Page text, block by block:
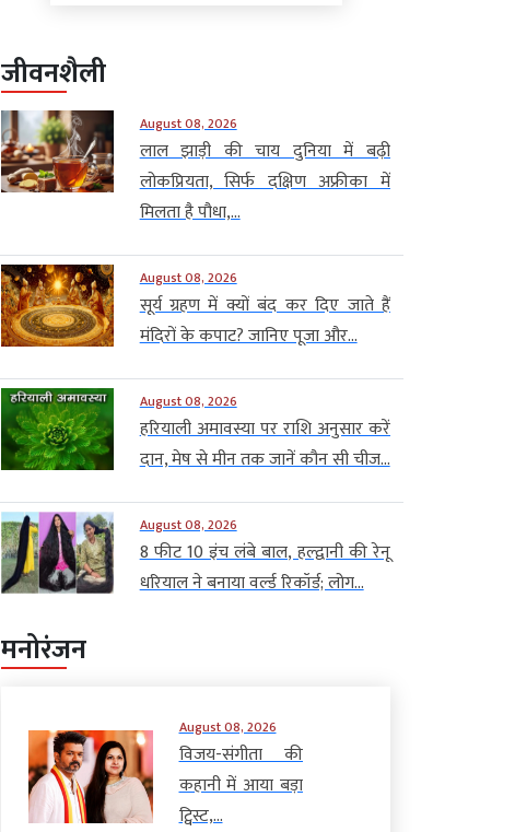
जीवनशैली
August 08, 2026
लाल झाड़ी की चाय दुनिया में बढ़ी
लोकप्रियता, सिर्फ दक्षिण अफ्रीका में
मिलता है पौधा,...
August 08, 2026
सूर्य ग्रहण में क्यों बंद कर दिए जाते हैं
मंदिरों के कपाट? जानिए पूजा और...
August 08, 2026
हरियाली अमावस्या पर राशि अनुसार करें
दान, मेष से मीन तक जानें कौन सी चीज...
August 08, 2026
8 फीट 10 इंच लंबे बाल, हल्द्वानी की रेनू
धरियाल ने बनाया वर्ल्ड रिकॉर्ड; लोग...
मनोरंजन
August 08, 2026
विजय-संगीता की
कहानी में आया बड़ा
ट्विस्ट,...